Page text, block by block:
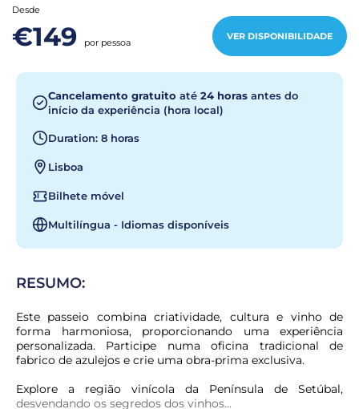
Desde
€149 por pessoa
VER DISPONIBILIDADE
Cancelamento gratuito até 24 horas antes do
início da experiência (hora local)
Duration: 8 horas
Lisboa
Bilhete móvel
Multilíngua - Idiomas disponíveis
RESUMO:
Este passeio combina criatividade, cultura e vinho de
forma harmoniosa, proporcionando uma experiência
personalizada. Participe numa oficina tradicional de
fabrico de azulejos e crie uma obra-prima exclusiva.
Explore a região vinícola da Península de Setúbal,
desvendando os segredos dos vinhos...